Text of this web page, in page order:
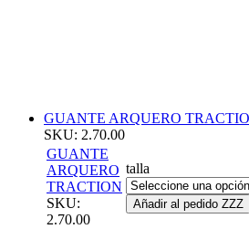
GUANTE ARQUERO
SKU: 2.70.00
GUANTE
ARQUERO
TRACTION
SKU:
2.70.00
talla
Añadir al pedido ZZZ